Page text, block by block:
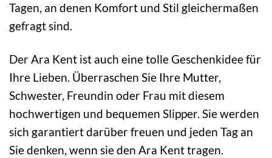
Tagen, an denen Komfort und Stil gleichermaßen
gefragt sind.
Der Ara Kent ist auch eine tolle Geschenkidee für
Ihre Lieben. Überraschen Sie Ihre Mutter,
Schwester, Freundin oder Frau mit diesem
hochwertigen und bequemen Slipper. Sie werden
sich garantiert darüber freuen und jeden Tag an
Sie denken, wenn sie den Ara Kent tragen.